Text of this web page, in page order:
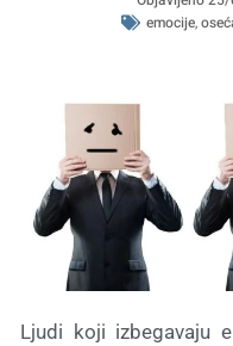
emocije,
Ljudi koji izbegavaju